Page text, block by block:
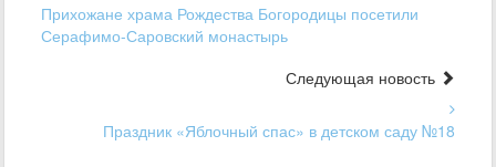
Прихожане храма Рождества Богородицы посетили
Серафимо-Саровский монастырь
Следующая новость
Праздник «Яблочный спас» в детском саду №18